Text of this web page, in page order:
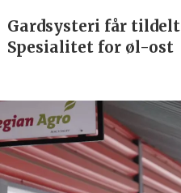
Gardsysteri får tildelt
Spesialitet for øl-ost